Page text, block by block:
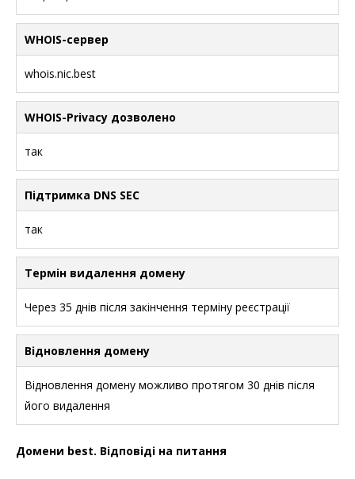
WHOIS-сервер
whois.nic.best
WHOIS-Privacy дозволено
так
Підтримка DNS SEC
так
Термін видалення домену
Через 35 днів після закінчення терміну реєстрації
Відновлення домену
Відновлення домену можливо протягом 30 днів після
його видалення
Домени best. Відповіді на питання